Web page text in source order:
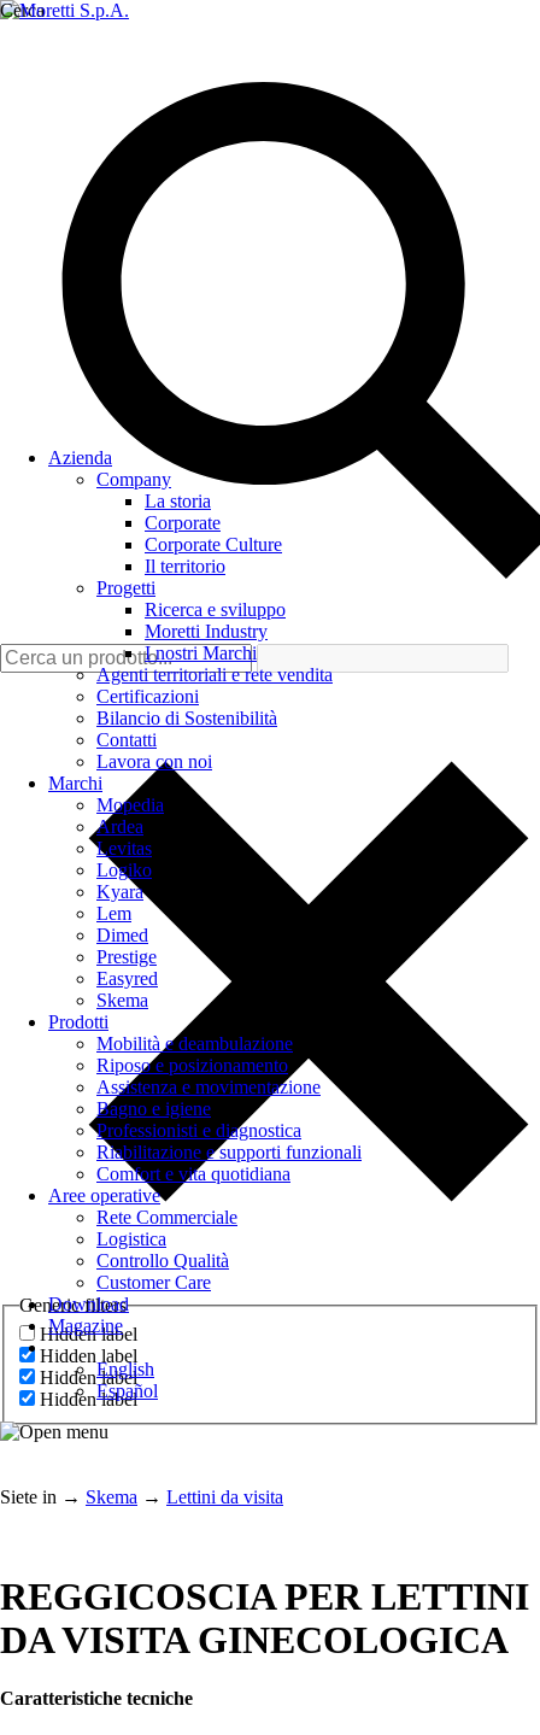
Cerca
Generic filters
Hidden label
Hidden label
Hidden label
Hidden label
Azienda
Company
La storia
Corporate
Corporate Culture
Il territorio
Progetti
Ricerca e sviluppo
Moretti Industry
I nostri Marchi
Agenti territoriali e rete vendita
Certificazioni
Bilancio di Sostenibilità
Contatti
Lavora con noi
Marchi
Mopedia
Ardea
Levitas
Logiko
Kyara
Lem
Dimed
Prestige
Easyred
Skema
Prodotti
Mobilità e deambulazione
Riposo e posizionamento
Assistenza e movimentazione
Bagno e igiene
Professionisti e diagnostica
Riabilitazione e supporti funzionali
Comfort e vita quotidiana
Aree operative
Rete Commerciale
Logistica
Controllo Qualità
Customer Care
Download
Magazine
English
Español
Siete in → Skema → Lettini da visita
REGGICOSCIA PER LETTINI
DA VISITA GINECOLOGICA
Caratteristiche tecniche